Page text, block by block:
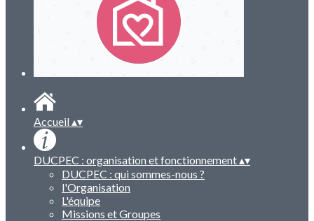
Accueil ▴▾
DUCPEC : organisation et fonctionnement▴▾
DUCPEC : qui sommes-nous ?
l'Organisation
L'équipe
Missions et Groupes